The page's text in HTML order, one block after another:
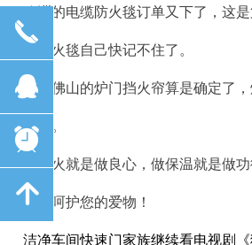
欧洲的电缆防火毯订单又下了，这是
电缆防火毯自己快记不住了。
广东佛山的炉门挡火帘算是确定了
较高兴。
做防火就是做良心，做保温就是做功
卷帘门 呵护您的爱物！
洁净车间快速门家族继续看电视剧
끅
뀩
뀥
녕